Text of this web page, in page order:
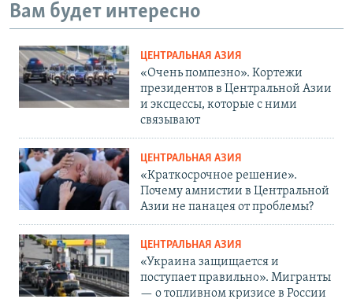
Вам будет интересно
ЦЕНТРАЛЬНАЯ АЗИЯ
«Очень помпезно». Кортежи
президентов в Центральной Азии
и эксцессы, которые с ними
связывают
ЦЕНТРАЛЬНАЯ АЗИЯ
«Краткосрочное решение».
Почему амнистии в Центральной
Азии не панацея от проблемы?
ЦЕНТРАЛЬНАЯ АЗИЯ
«Украина защищается и
поступает правильно». Мигранты
— о топливном кризисе в России